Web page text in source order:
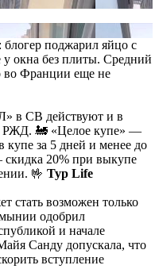
поджарил яйцо с
у окна без плиты. Средний
во Франции еще не
в СВ действуют и в
РЖД. 🚂 «Целое купе» —
купе за 5 дней и менее до
20% при выкупе
🤟 Тур Life
стать возможен только
одобрил
и начале
Санду допускала, что
вступление